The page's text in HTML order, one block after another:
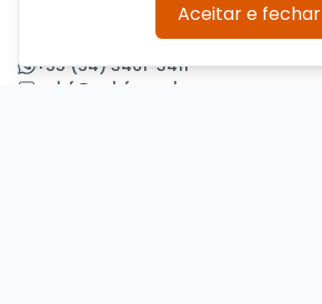
Aceitar e fechar
Precisa de ajuda?
+55 (54) 3461-3411
acbf@acbf.com.br